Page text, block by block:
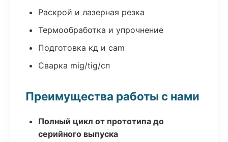
Раскрой и лазерная резка
Термообработка и упрочнение
Подготовка кд и cam
Сварка mig/tig/сп
Преимущества работы с нами
Полный цикл от прототипа до
серийного выпуска